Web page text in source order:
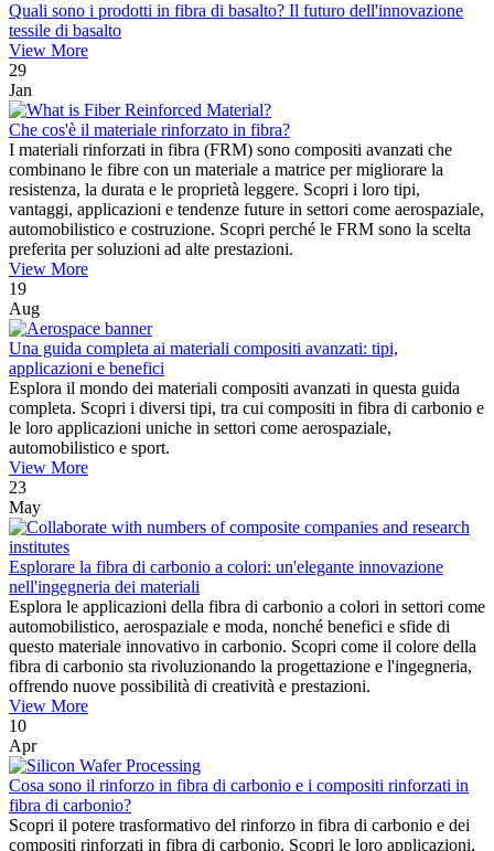
Quali sono i prodotti in fibra di basalto? Il futuro dell'innovazione
tessile di basalto
View More
29
Jan
Che cos'è il materiale rinforzato in fibra?
I materiali rinforzati in fibra (FRM) sono compositi avanzati che
combinano le fibre con un materiale a matrice per migliorare la
resistenza, la durata e le proprietà leggere. Scopri i loro tipi,
vantaggi, applicazioni e tendenze future in settori come aerospaziale,
automobilistico e costruzione. Scopri perché le FRM sono la scelta
preferita per soluzioni ad alte prestazioni.
View More
19
Aug
Una guida completa ai materiali compositi avanzati: tipi,
applicazioni e benefici
Esplora il mondo dei materiali compositi avanzati in questa guida
completa. Scopri i diversi tipi, tra cui compositi in fibra di carbonio e
le loro applicazioni uniche in settori come aerospaziale,
automobilistico e sport.
View More
23
May
Esplorare la fibra di carbonio a colori: un'elegante innovazione
nell'ingegneria dei materiali
Esplora le applicazioni della fibra di carbonio a colori in settori come
automobilistico, aerospaziale e moda, nonché benefici e sfide di
questo materiale innovativo in carbonio. Scopri come il colore della
fibra di carbonio sta rivoluzionando la progettazione e l'ingegneria,
offrendo nuove possibilità di creatività e prestazioni.
View More
10
Apr
Cosa sono il rinforzo in fibra di carbonio e i compositi rinforzati in
fibra di carbonio?
Scopri il potere trasformativo del rinforzo in fibra di carbonio e dei
compositi rinforzati in fibra di carbonio. Scopri le loro applicazioni,